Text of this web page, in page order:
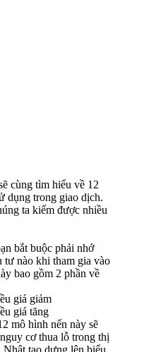
cùng tìm hiểu về 12
dụng trong giao dịch.
ta kiếm được nhiều
bắt buộc phải nhớ
tư nào khi tham gia vào
bao gồm 2 phần về
giá giảm
giá tăng
mô hình nến này sẽ
cơ thua lỗ trong thị